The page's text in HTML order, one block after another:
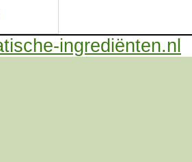
ingrediënten.nl